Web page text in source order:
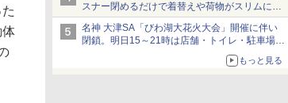
スナー閉めるだけで着替えや荷物がスリムにま
とまる
名神 大津SA「びわ湖大花火大会」開催に伴い
閉鎖。明日15～21時は店舗・トイレ・駐車場の
もっと見る
体